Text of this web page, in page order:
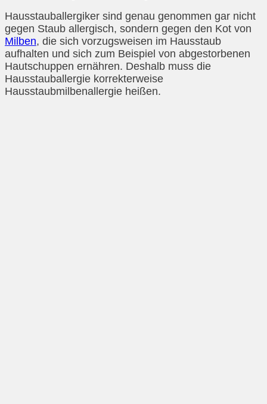
Hausstauballergiker sind genau genommen gar nicht
gegen Staub allergisch, sondern gegen den Kot von
Milben, die sich vorzugsweisen im Hausstaub
aufhalten und sich zum Beispiel von abgestorbenen
Hautschuppen ernähren. Deshalb muss die
Hausstauballergie korrekterweise
Hausstaubmilbenallergie heißen.